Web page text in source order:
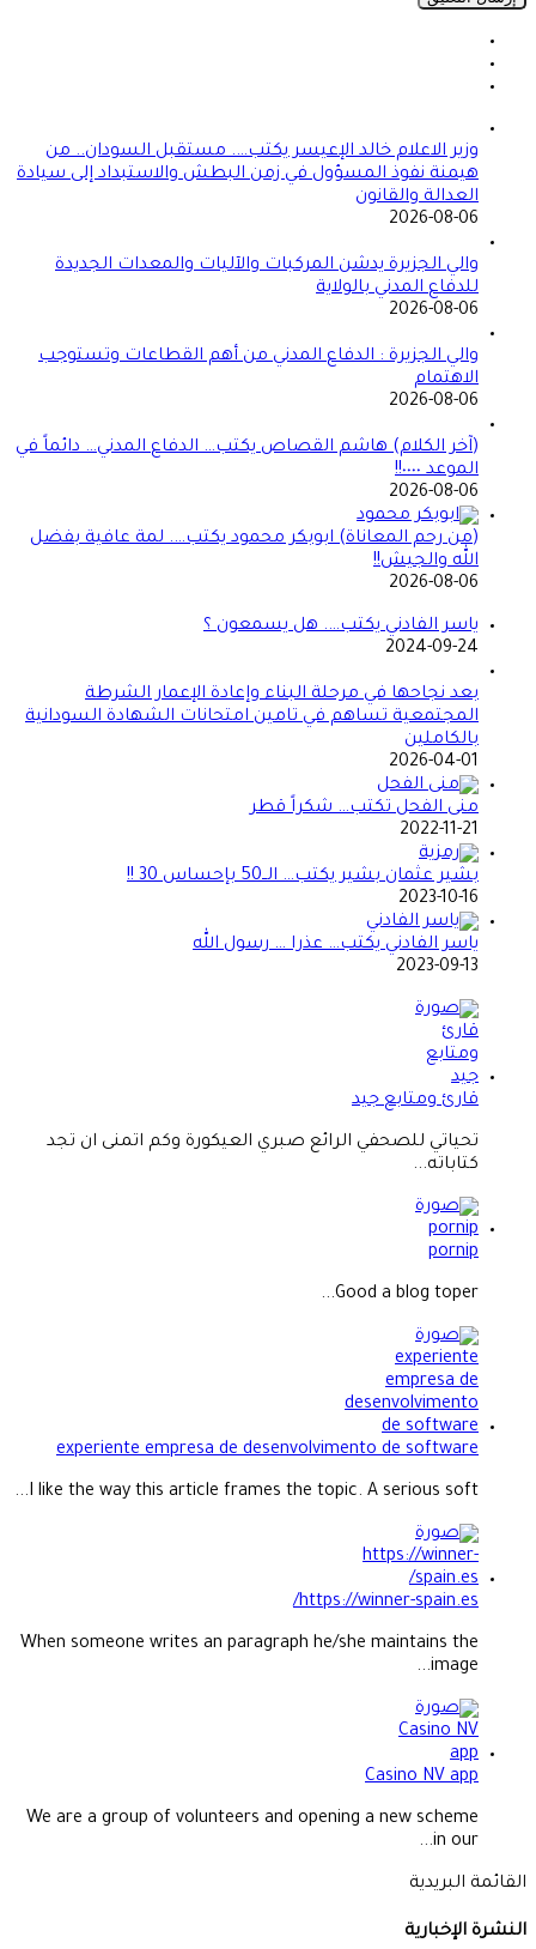
وزير الاعلام خالد الإعيسر يكتب…. مستقبل السودان.. من
هيمنة نفوذ المسؤول في زمن البطش والاستبداد إلى سيادة
العدالة والقانون
2026-08-06
والي الجزيرة يدشن المركبات والآليات والمعدات الجديدة
للدفاع المدني بالولاية
2026-08-06
والي الجزيرة : الدفاع المدني من أهم القطاعات وتستوجب
الاهتمام
2026-08-06
(آخر الكلام) هاشم القصاص يكتب… الدفاع المدني… دائماً في
الموعد ٠٠٠٠!!
2026-08-06
(من رحم المعاناة) ابوبكر محمود يكتب…. لمة عافية بفضل
الله والجيش!!
2026-08-06
ياسر الفادني يكتب…. هل يسمعون ؟
2024-09-24
بعد نجاحها في مرحلة البناء وإعادة الإعمار الشرطة
المجتمعية تساهم في تامين امتحانات الشهادة السودانية
بالكاملين
2026-04-01
منى الفحل تكتب… شكراً قطر
2022-11-21
بشير عثمان بشير يكتب… الــ50 بإحساس 30 !!
2023-10-16
ياسر الفادني يكتب… عذرا … رسول الله
2023-09-13
قارئ ومتابع جيد
تحياتي للصحفي الرائع صبري العيكورة وكم اتمنى ان تجد
كتاباته...
pornip
Good a blog toper...
experiente empresa de desenvolvimento de software
I like the way this article frames the topic. A serious soft...
https://winner-spain.es/
When someone writes an paragraph he/she maintains the
image...
Casino NV app
We are a group of volunteers and opening a new scheme
in our...
القائمة البريدية
النشرة الإخبارية